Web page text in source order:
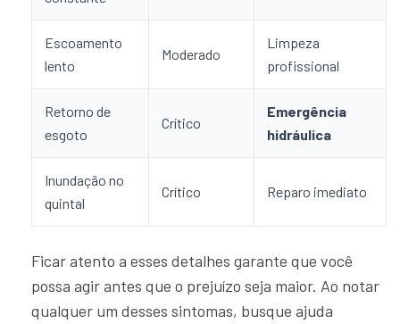
Escoamento
lento
Moderado
Limpeza
profissional
Retorno de
esgoto
Crítico
Emergência
hidráulica
Inundação no
quintal
Crítico Reparo imediato
Ficar atento a esses detalhes garante que você
possa agir antes que o prejuízo seja maior. Ao notar
qualquer um desses sintomas, busque ajuda